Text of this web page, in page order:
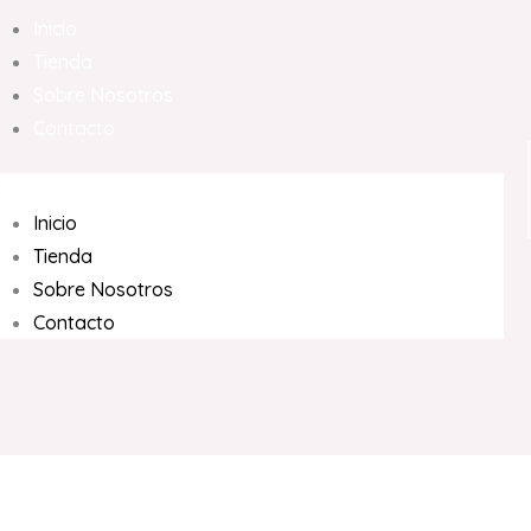
Inicio
Tienda
Sobre Nosotros
Contacto